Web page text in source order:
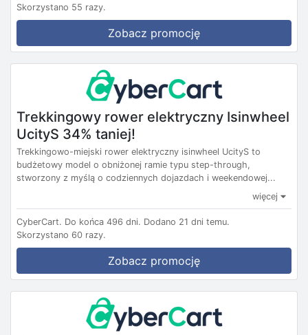
Skorzystano 55 razy.
Zobacz promocję
Trekkingowy rower elektryczny Isinwheel
UcityS 34% taniej!
Trekkingowo-miejski rower elektryczny isinwheel UcityS to
budżetowy model o obniżonej ramie typu step-through,
stworzony z myślą o codziennych dojazdach i weekendowej...
więcej
CyberCart. Do końca 496 dni. Dodano 21 dni temu.
Skorzystano 60 razy.
Zobacz promocję